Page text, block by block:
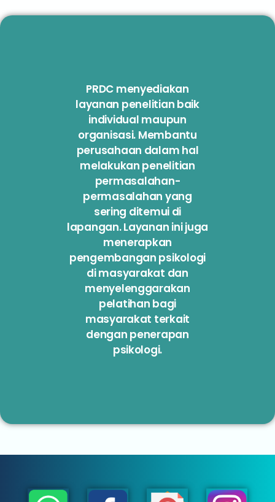
PRDC menyediakan
layanan penelitian baik
individual maupun
organisasi. Membantu
perusahaan dalam hal
melakukan penelitian
permasalahan-
permasalahan yang
sering ditemui di
lapangan. Layanan ini juga
menerapkan
pengembangan psikologi
di masyarakat dan
menyelenggarakan
pelatihan bagi
masyarakat terkait
dengan penerapan
psikologi.